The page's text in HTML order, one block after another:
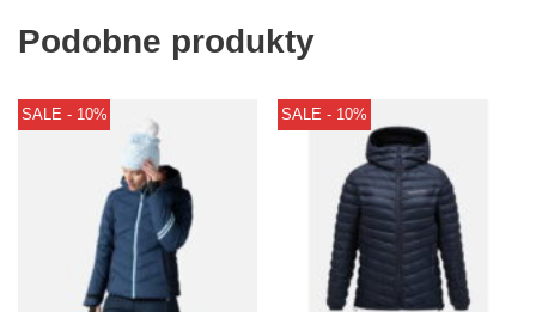
Podobne produkty
SALE - 10% SALE - 10%